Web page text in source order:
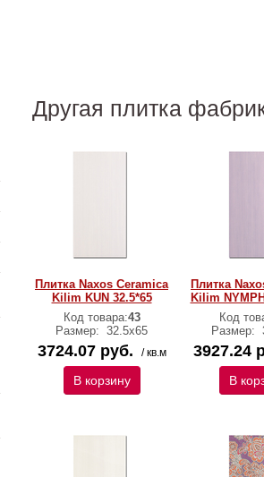
Другая плитка
Плитка Naxos Ceramica
Kilim KUN 32.5*65
Код товара:43
Размер: 32.5x65
3724.07 руб. / кв.м
В корзину
Плитка
Kilim
Код
Размер:
3927.24
В